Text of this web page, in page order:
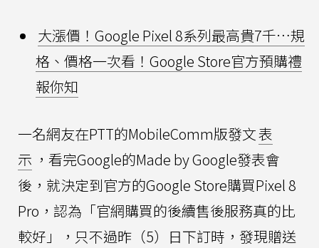
大漲價！Google Pixel 8系列最高貴7千…規
格、價格一次看！Google Store官方預購禮
報你知
一名網友在PTT的MobileComm版發文表
示 ，看完Google的Made by Google發表會
後，就決定到官方的Google Store購買Pixel 8
Pro，認為「官網購買的後續售後服務真的比
較好」，只不過昨（5）日下訂時，發現贈送